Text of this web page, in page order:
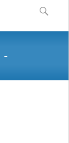
content
Suchen
nach:
-
O-Töne,